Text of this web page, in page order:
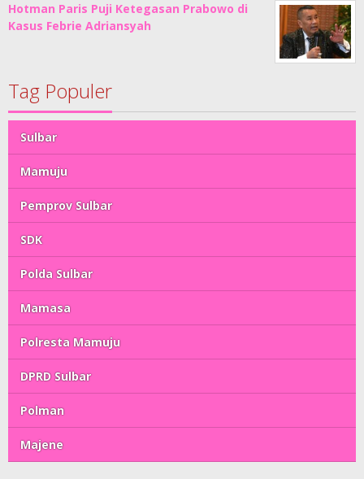
Hotman Paris Puji Ketegasan Prabowo di
Kasus Febrie Adriansyah
Tag Populer
Sulbar
Mamuju
Pemprov Sulbar
SDK
Polda Sulbar
Mamasa
Polresta Mamuju
DPRD Sulbar
Polman
Majene